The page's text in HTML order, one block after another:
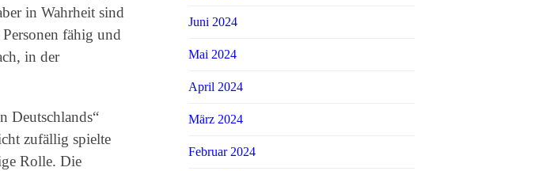
in Wahrheit sind
fähig und
in der
Deutschlands“
zufällig spielte
Rolle. Die
Juni 2024
Mai 2024
April 2024
März 2024
Februar 2024